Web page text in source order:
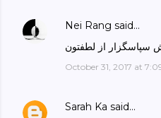
Nei Rang said…
سپاسگزار از لطفتون
October 31, 2017 at
Sarah Ka said…